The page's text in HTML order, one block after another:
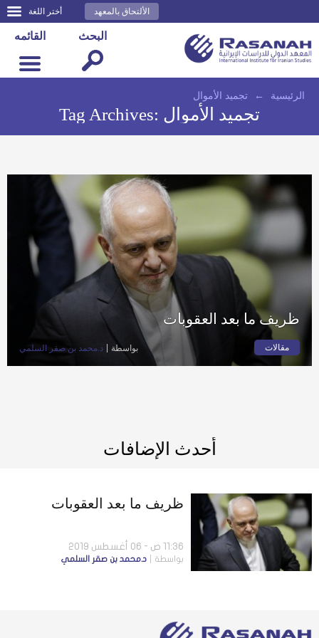
أختر اللغة الألتحاق بالمعهد
القائمه البحث
الرئيسية ← تجميد الأموال
Tag Archives: تجميد الأموال
ظريف ما بعد العقوبات
مقالات بواسطة د.محمد بن صقر السلمي
أحدث الإضافات
ظريف ما بعد العقوبات
11:36 ص - 06 أغسطس 2019
بواسطة د.محمد بن صقر السلمي